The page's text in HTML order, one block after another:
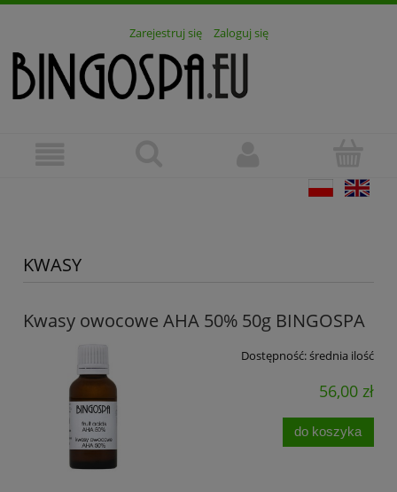
Zarejestruj się Zaloguj się
KWASY
Kwasy owocowe AHA 50% 50g BINGOSPA
Dostępność:średnia ilość
56,00 zł
do koszyka